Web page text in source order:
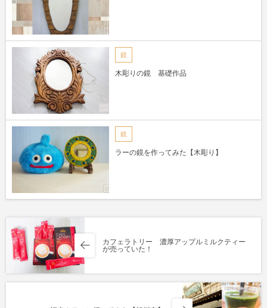
鏡
木彫りの鏡 基礎作品
鏡
ラーの鏡を作ってみた【木彫り】
カフェラトリー 濃厚アップルミルクティー
が売っていた！